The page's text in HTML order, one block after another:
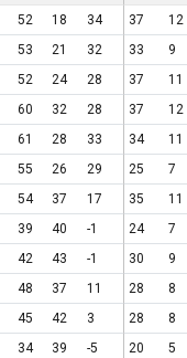
52 18 34 37
12
53 21 32 33
9
52 24 28 37
11
60 32 28 37
12
61 28 33 34
11
55 26 29 25
7
54 37 17 35
11
39 40 -1 24
7
42 43 -1 30
9
48 37 11 28
8
45 42 3 28
8
34 39 -5 20
5